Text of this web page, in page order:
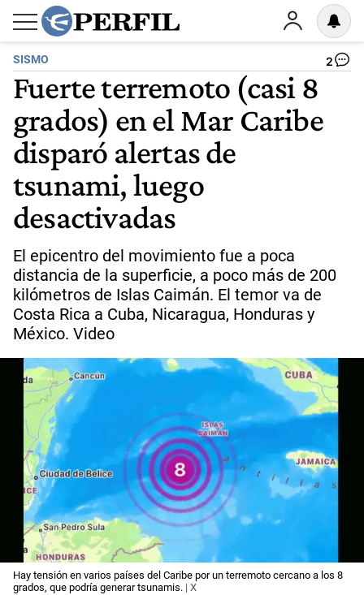
SISMO 2
Fuerte terremoto (casi 8
grados) en el Mar Caribe
disparó alertas de
tsunami, luego
desactivadas
El epicentro del movimiento fue a poca
distancia de la superficie, a poco más de 200
kilómetros de Islas Caimán. El temor va de
Costa Rica a Cuba, Nicaragua, Honduras y
México. Video
Hay tensión en varios países del Caribe por un terremoto cercano a los 8
grados, que podría generar tsunamis. | X